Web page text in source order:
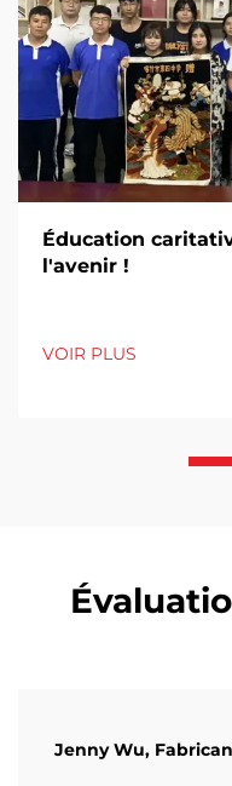
Éducation
l'avenir !
VOIR PLUS
Jenny Wu,